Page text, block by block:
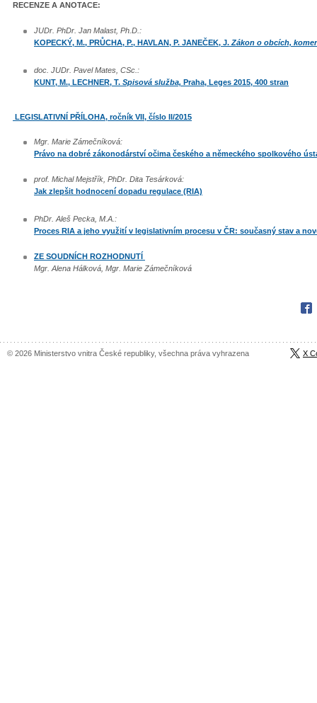
RECENZE A ANOTACE:
JUDr. PhDr. Jan Malast, Ph.D.:
KOPECKÝ, M., PRŮCHA, P., HAVLAN, P. JANEČEK, J. Zákon o obcích,
doc. JUDr. Pavel Mates, CSc.:
KUNT, M., LECHNER, T. Spisová služba, Praha, Leges 2015, 400 stran
LEGISLATIVNÍ PŘÍLOHA, ročník VII, číslo II/2015
Mgr. Marie Zámečníková:
Právo na dobré zákonodárství očima českého a německého spolkového
prof. Michal Mejstřík, PhDr. Dita Tesárková:
Jak zlepšit hodnocení dopadu regulace (RIA)
PhDr. Aleš Pecka, M.A.:
Proces RIA a jeho využití v legislativním procesu v ČR: současný stav a
ZE SOUDNÍCH ROZHODNUTÍ
Mgr. Alena Hálková, Mgr. Marie Zámečníková
© 2026 Ministerstvo vnitra České republiky, všechna práva vyhrazena X